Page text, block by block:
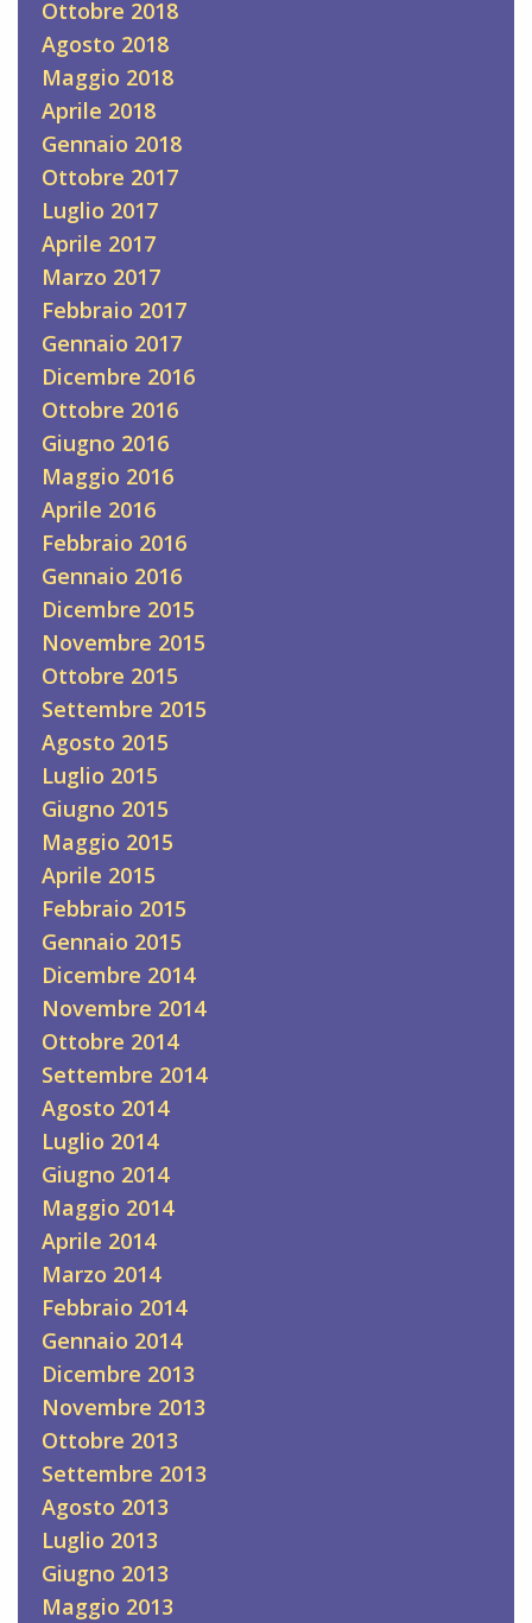
Ottobre 2018
Agosto 2018
Maggio 2018
Aprile 2018
Gennaio 2018
Ottobre 2017
Luglio 2017
Aprile 2017
Marzo 2017
Febbraio 2017
Gennaio 2017
Dicembre 2016
Ottobre 2016
Giugno 2016
Maggio 2016
Aprile 2016
Febbraio 2016
Gennaio 2016
Dicembre 2015
Novembre 2015
Ottobre 2015
Settembre 2015
Agosto 2015
Luglio 2015
Giugno 2015
Maggio 2015
Aprile 2015
Febbraio 2015
Gennaio 2015
Dicembre 2014
Novembre 2014
Ottobre 2014
Settembre 2014
Agosto 2014
Luglio 2014
Giugno 2014
Maggio 2014
Aprile 2014
Marzo 2014
Febbraio 2014
Gennaio 2014
Dicembre 2013
Novembre 2013
Ottobre 2013
Settembre 2013
Agosto 2013
Luglio 2013
Giugno 2013
Maggio 2013